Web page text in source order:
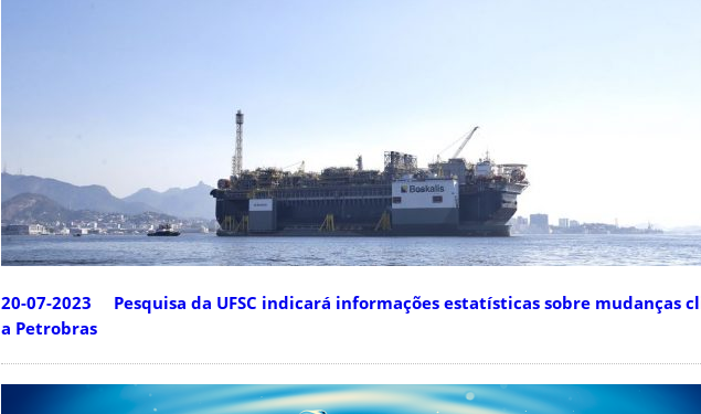
20-07-2023 Pesquisa da UFSC indicará informações estatísticas sobre mudanças
a Petrobras